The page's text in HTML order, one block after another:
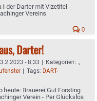
I der Darter mit Vizetitel -
Vereins
0
Darter!
3.2.2023 - 8:33 | Kategorien: .,
| Tags: DART-
heute: Brauerei Gut Forsting
Verein - Per Glückslos